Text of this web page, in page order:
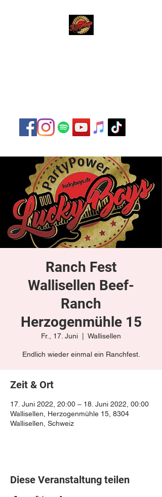
Ranch Fest
Wallisellen Beef-
Ranch
Herzogenmühle 15
Fr., 17. Juni Wallisellen
Endlich wieder einmal ein Ranchfest.
Zeit & Ort
17. Juni 2022, 20:00 – 18. Juni 2022, 00:00
Wallisellen, Herzogenmühle 15, 8304
Wallisellen, Schweiz
Diese Veranstaltung teilen